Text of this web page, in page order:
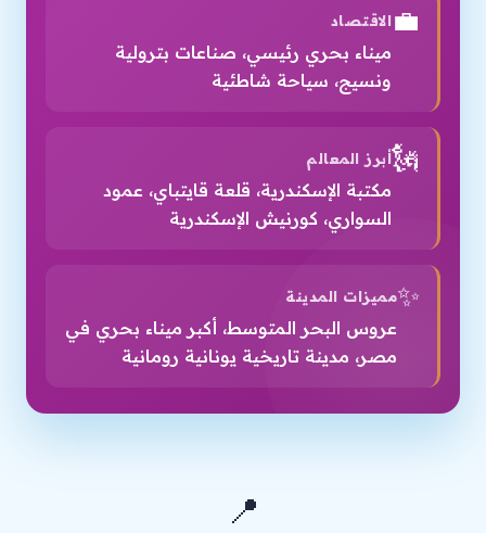
💼 الاقتصاد
ميناء بحري رئيسي، صناعات بترولية
ونسيج، سياحة شاطئية
🗽أبرز المعالم
مكتبة الإسكندرية، قلعة قايتباي، عمود
السواري، كورنيش الإسكندرية
✨مميزات المدينة
عروس البحر المتوسط، أكبر ميناء بحري في
مصر، مدينة تاريخية يونانية رومانية
📍